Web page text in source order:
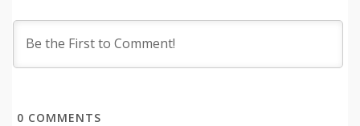
0 COMMENTS